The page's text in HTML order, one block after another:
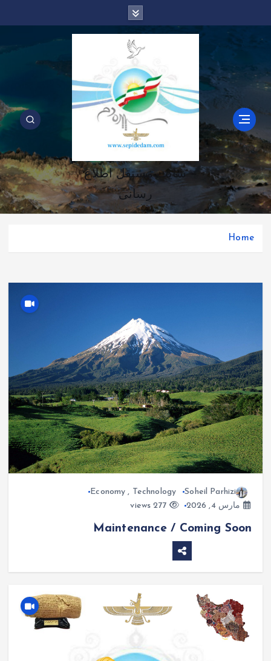
o
c
e
n
سایت مستقل اطلاع
رسانی
Home
Soheil Parhizi
Economy , Technology
مارس 4, 2026
Maintenance / Coming Soon